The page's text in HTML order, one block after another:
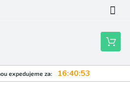
expedujeme za: 16:40:52
Nákupní
košík